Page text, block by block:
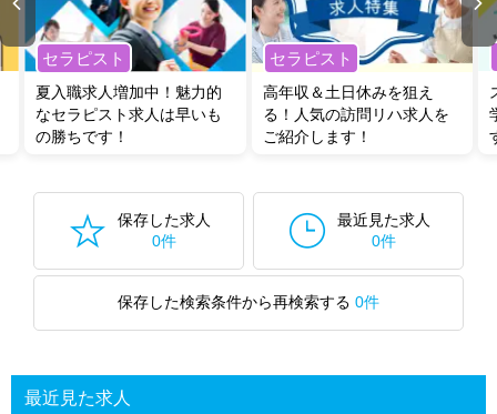
セラピスト
夏入職求人増加中！魅力的
なセラピスト求人は早いも
の勝ちです！
セラピスト
高年収＆土日休みを狙え
る！人気の訪問リハ求人を
ご紹介します！
保存した求人
0件
最近見た求人
0件
保存した検索条件から再検索する 0件
最近見た求人